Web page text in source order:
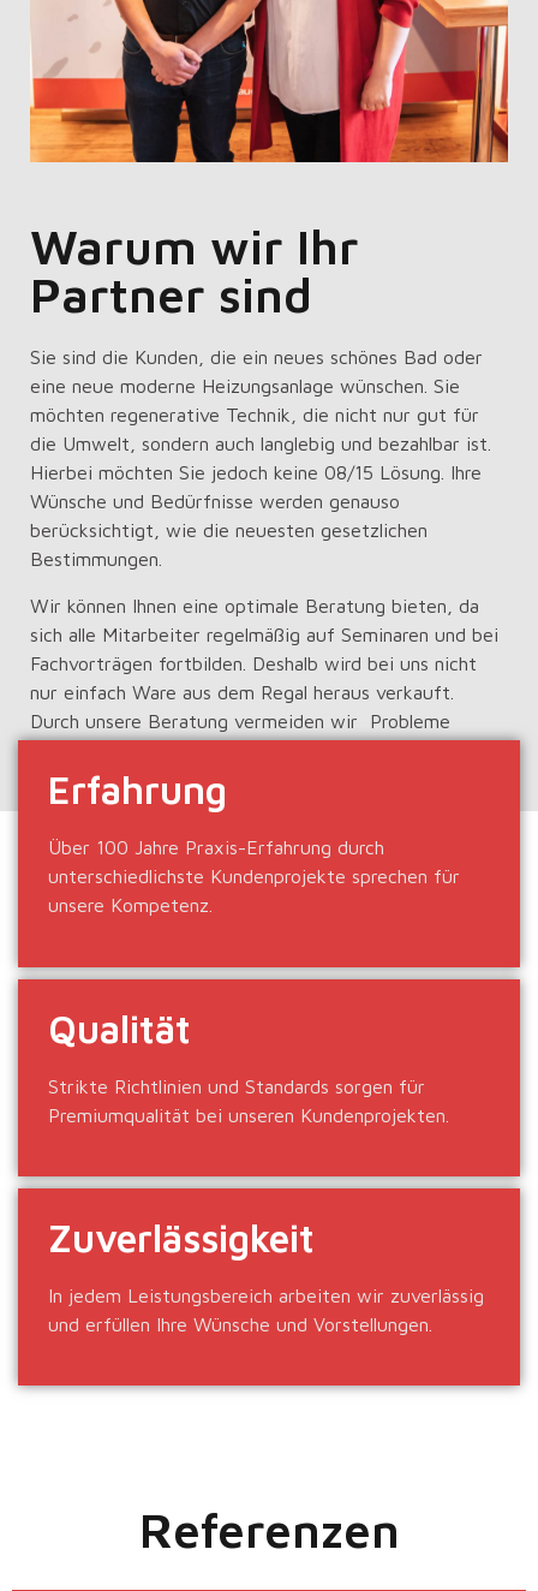
Warum wir Ihr
Partner sind
Sie sind die Kunden, die ein neues schönes Bad oder
eine neue moderne Heizungsanlage wünschen. Sie
möchten regenerative Technik, die nicht nur gut für
die Umwelt, sondern auch langlebig und bezahlbar ist.
Hierbei möchten Sie jedoch keine 08/15 Lösung. Ihre
Wünsche und Bedürfnisse werden genauso
berücksichtigt, wie die neuesten gesetzlichen
Bestimmungen.
Wir können Ihnen eine optimale Beratung bieten, da
sich alle Mitarbeiter regelmäßig auf Seminaren und bei
Fachvorträgen fortbilden. Deshalb wird bei uns nicht
nur einfach Ware aus dem Regal heraus verkauft.
Durch unsere Beratung vermeiden wir Probleme
Erfahrung
Über 100 Jahre Praxis-Erfahrung durch
unterschiedlichste Kundenprojekte sprechen für
unsere Kompetenz.
Qualität
Strikte Richtlinien und Standards sorgen für
Premiumqualität bei unseren Kundenprojekten.
Zuverlässigkeit
In jedem Leistungsbereich arbeiten wir zuverlässig
und erfüllen Ihre Wünsche und Vorstellungen.
Referenzen